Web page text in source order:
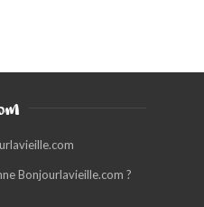
Bonjourlavieille.com ?